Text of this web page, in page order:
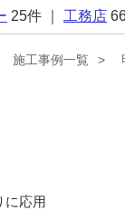
25件 ｜ 工務店
施工事例一覧
に応用